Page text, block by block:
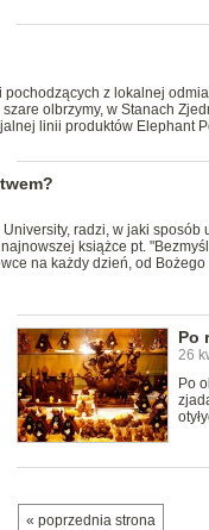
z lokalnej
olbrzymy, w Stanach
linii produktów Elephant
radzi, w jaki
książce pt.
na każdy dzień, od
Po
26
Po
« poprzednia strona